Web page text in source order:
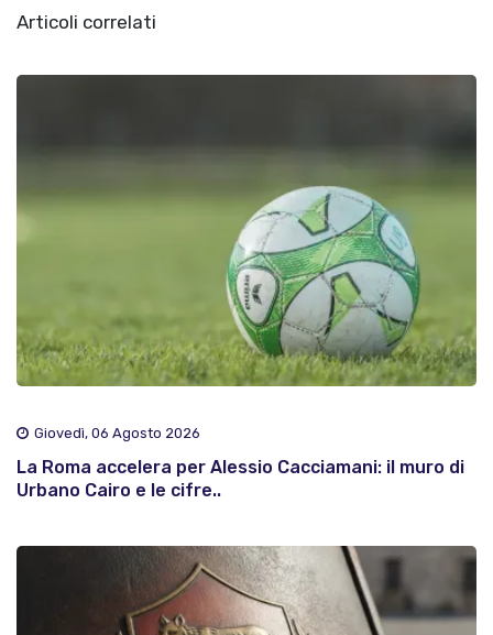
Articoli correlati
Giovedì, 06 Agosto 2026
La Roma accelera per Alessio Cacciamani: il muro di
Urbano Cairo e le cifre..